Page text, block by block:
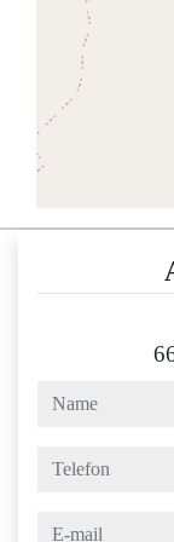
name
telefon
e-mail